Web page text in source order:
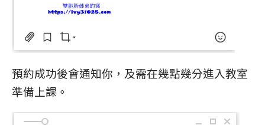
預約成功後會通知你，及需在幾點幾分進入教室
準備上課。